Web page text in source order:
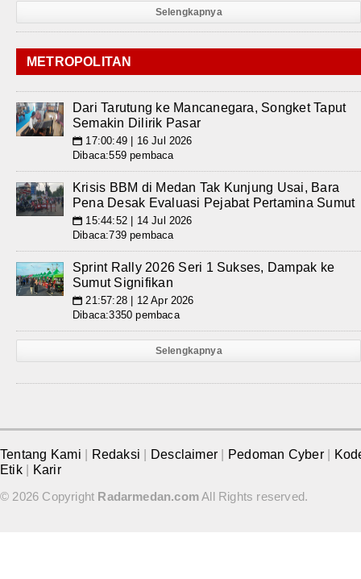
Selengkapnya
METROPOLITAN
Dari Tarutung ke Mancanegara, Songket Taput
Semakin Dilirik Pasar
📅 17:00:49 | 16 Jul 2026
Dibaca:559 pembaca
Krisis BBM di Medan Tak Kunjung Usai, Bara
Pena Desak Evaluasi Pejabat Pertamina Sumut
📅 15:44:52 | 14 Jul 2026
Dibaca:739 pembaca
Sprint Rally 2026 Seri 1 Sukses, Dampak ke
Sumut Signifikan
📅 21:57:28 | 12 Apr 2026
Dibaca:3350 pembaca
Selengkapnya
Tentang Kami Redaksi Desclaimer Pedoman Cyber
Etik
Karir
© 2026 Copyright Radarmedan.comAll Rights reserved.